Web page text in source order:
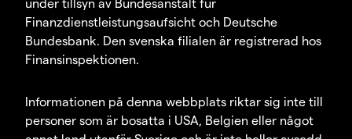
under tillsyn av Bundesanstalt für
Finanzdienstleistungsaufsicht och Deutsche
Bundesbank. Den svenska filialen är registrerad hos
Finansinspektionen.
Informationen på denna webbplats riktar sig inte till
personer som är bosatta i USA, Belgien eller något